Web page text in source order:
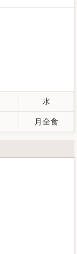
水
月全食